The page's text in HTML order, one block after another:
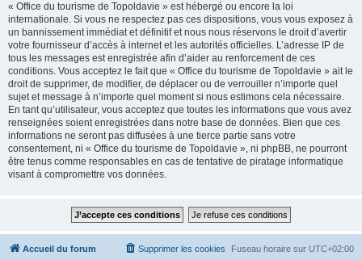
« Office du tourisme de Topoldavie » est hébergé ou encore la loi
internationale. Si vous ne respectez pas ces dispositions, vous vous exposez à
un bannissement immédiat et définitif et nous nous réservons le droit d’avertir
votre fournisseur d’accès à internet et les autorités officielles. L’adresse IP de
tous les messages est enregistrée afin d’aider au renforcement de ces
conditions. Vous acceptez le fait que « Office du tourisme de Topoldavie » ait le
droit de supprimer, de modifier, de déplacer ou de verrouiller n’importe quel
sujet et message à n’importe quel moment si nous estimons cela nécessaire.
En tant qu’utilisateur, vous acceptez que toutes les informations que vous avez
renseignées soient enregistrées dans notre base de données. Bien que ces
informations ne seront pas diffusées à une tierce partie sans votre
consentement, ni « Office du tourisme de Topoldavie », ni phpBB, ne pourront
être tenus comme responsables en cas de tentative de piratage informatique
visant à compromettre vos données.
Accueil du forum Fuseau horaire sur UTC+02:00
Supprimer les cookies